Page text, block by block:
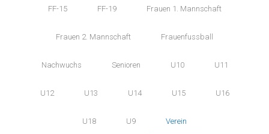
FF-15 FF-19 Frauen 1. Mannschaft
Frauen 2. Mannschaft Frauenfussball
Nachwuchs Senioren U10 U11
U12 U13 U14 U15 U16
U18 U9 Verein